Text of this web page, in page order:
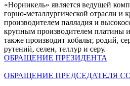
«Норникель» является ведущей
горно-металлургической отрасли
производителем палладия и
крупным производителем платины
также производит кобальт, родий,
рутений, селен, теллур и серу.
ОБРАЩЕНИЕ ПРЕЗИДЕНТА
ОБРАЩЕНИЕ ПРЕДСЕДАТЕЛЯ